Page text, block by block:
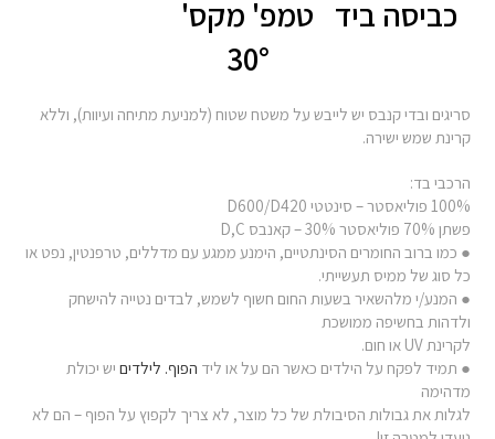
כביסה ביד טמפ' מקס'
30°
סריגים ובדי קנבס יש לייבש על משטח שטוח (למניעת מתיחה ועיוות), וללא
קרינת שמש ישירה.
הרכבי בד:
100% פוליאסטר – סינטטי D600/D420
פשתן 70% פוליאסטר 30% – קאנבס D,C
● כמו ברוב החומרים הסינתטיים, הימנע ממגע עם מדללים, טרפנטין, נפט או
כל סוג של ממיס תעשייתי.
● המנע/י מלהשאיר בשעות החום חשוף לשמש, לבדים נטייה להישחק
ולדהות בחשיפה ממושכת
לקרינת UV או חום.
● תמיד לפקח על הילדים כאשר הם על או ליד הפוף. לילדים יש יכולת
מדהימה
לגלות את גבולות הסיבולת של כל מוצר, לא צריך לקפוץ על הפוף – הם לא